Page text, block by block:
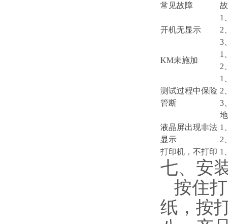
常见故障
开机无显示
1
2
3
KM未施加
1
2
测试过程中保险
管断
1
2
3
液晶屏出现非法
显示
1
2
打印机，不打印 1
七、安
按住
纸，按